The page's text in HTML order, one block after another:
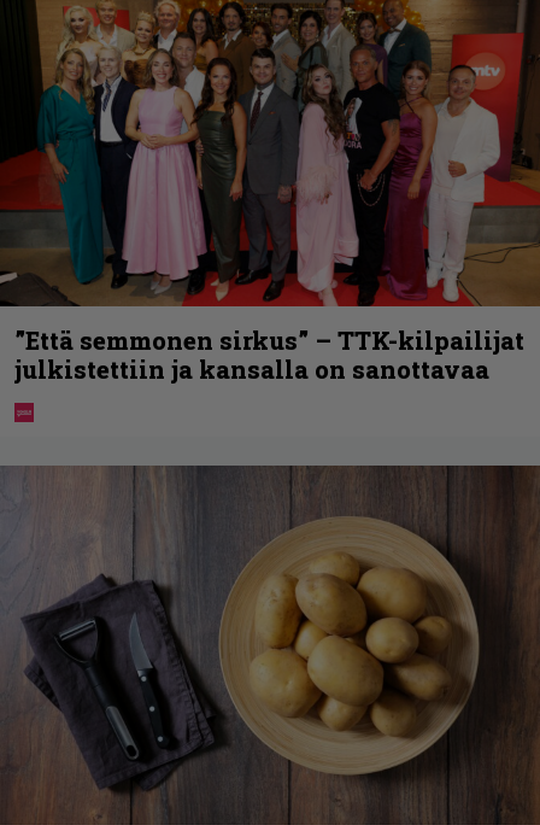
”Että semmonen sirkus” – TTK-kilpailijat
julkistettiin ja kansalla on sanottavaa